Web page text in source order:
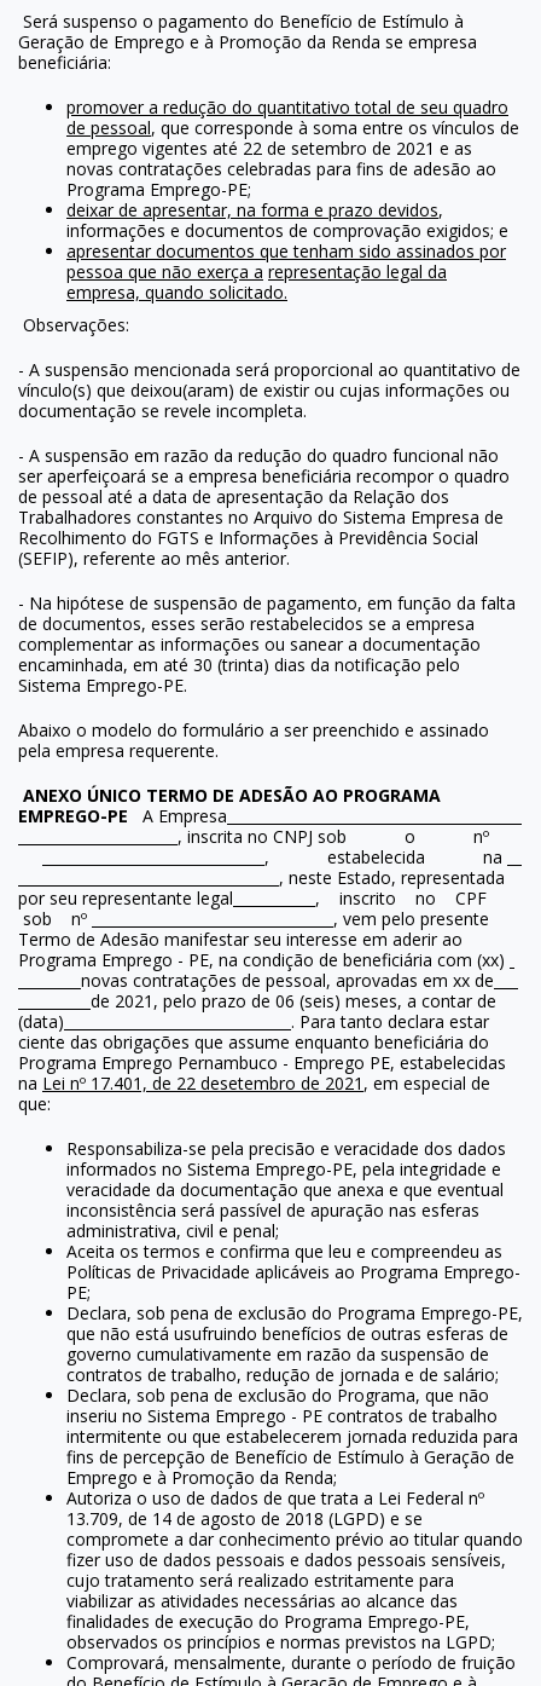
Será suspenso o pagamento do Benefício de Estímulo à
Geração de Emprego e à Promoção da Renda se empresa
beneficiária:
promover a redução do quantitativo total de seu quadro
de pessoal, que corresponde à soma entre os vínculos de
emprego vigentes até 22 de setembro de 2021 e as
novas contratações celebradas para fins de adesão ao
Programa Emprego-PE;
deixar de apresentar, na forma e prazo devidos,
informações e documentos de comprovação exigidos; e
apresentar documentos que tenham sido assinados por
pessoa que não exerça a representação legal da
empresa, quando solicitado.
Observações:
- A suspensão mencionada será proporcional ao quantitativo de
vínculo(s) que deixou(aram) de existir ou cujas informações ou
documentação se revele incompleta.
- A suspensão em razão da redução do quadro funcional não
ser aperfeiçoará se a empresa beneficiária recompor o quadro
de pessoal até a data de apresentação da Relação dos
Trabalhadores constantes no Arquivo do Sistema Empresa de
Recolhimento do FGTS e Informações à Previdência Social
(SEFIP), referente ao mês anterior.
- Na hipótese de suspensão de pagamento, em função da falta
de documentos, esses serão restabelecidos se a empresa
complementar as informações ou sanear a documentação
encaminhada, em até 30 (trinta) dias da notificação pelo
Sistema Emprego-PE.
Abaixo o modelo do formulário a ser preenchido e assinado
pela empresa requerente.
ANEXO ÚNICO TERMO DE ADESÃO AO PROGRAMA
EMPREGO-PE
A Empresa
, inscrita no CNPJ sob o nº
, estabelecida na
, neste Estado, representada
por seu representante legal
, inscrito no CPF
sob nº
, vem pelo presente
Termo de Adesão manifestar seu interesse em aderir ao
Programa Emprego - PE, na condição de beneficiária com (xx)
novas contratações de pessoal, aprovadas em xx de
de 2021, pelo prazo de 06 (seis) meses, a contar de
(data)
. Para tanto declara estar
ciente das obrigações que assume enquanto beneficiária do
Programa Emprego Pernambuco - Emprego PE, estabelecidas
na Lei nº 17.401, de 22 desetembro de 2021 , em especial de
que:
Responsabiliza-se pela precisão e veracidade dos dados
informados no Sistema Emprego-PE, pela integridade e
veracidade da documentação que anexa e que eventual
inconsistência será passível de apuração nas esferas
administrativa, civil e penal;
Aceita os termos e confirma que leu e compreendeu as
Políticas de Privacidade aplicáveis ao Programa Emprego-
PE;
Declara, sob pena de exclusão do Programa Emprego-PE,
que não está usufruindo benefícios de outras esferas de
governo cumulativamente em razão da suspensão de
contratos de trabalho, redução de jornada e de salário;
Declara, sob pena de exclusão do Programa, que não
inseriu no Sistema Emprego - PE contratos de trabalho
intermitente ou que estabelecerem jornada reduzida para
fins de percepção de Benefício de Estímulo à Geração de
Emprego e à Promoção da Renda;
Autoriza o uso de dados de que trata a Lei Federal nº
13.709, de 14 de agosto de 2018 (LGPD) e se
compromete a dar conhecimento prévio ao titular quando
fizer uso de dados pessoais e dados pessoais sensíveis,
cujo tratamento será realizado estritamente para
viabilizar as atividades necessárias ao alcance das
finalidades de execução do Programa Emprego-PE,
observados os princípios e normas previstos na LGPD;
Comprovará, mensalmente, durante o período de fruição